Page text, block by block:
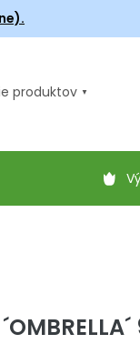
produktov